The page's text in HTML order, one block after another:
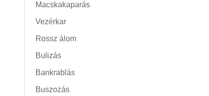
Macskakaparás
Vezérkar
Rossz álom
Bulizás
Bankrablás
Buszozás